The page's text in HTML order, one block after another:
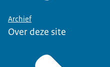
Archief
Over deze site